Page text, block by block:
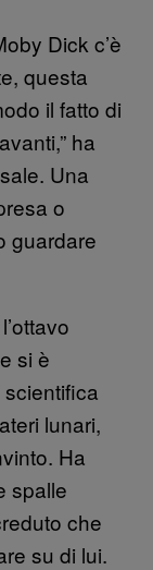
Dick c’è
questa
il fatto di
ha
Una
o
guardare
si è
lunari,
Ha
spalle
che
su di lui.